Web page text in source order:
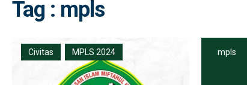
Tag : mpls
Civitas MPLS 2024 mpls